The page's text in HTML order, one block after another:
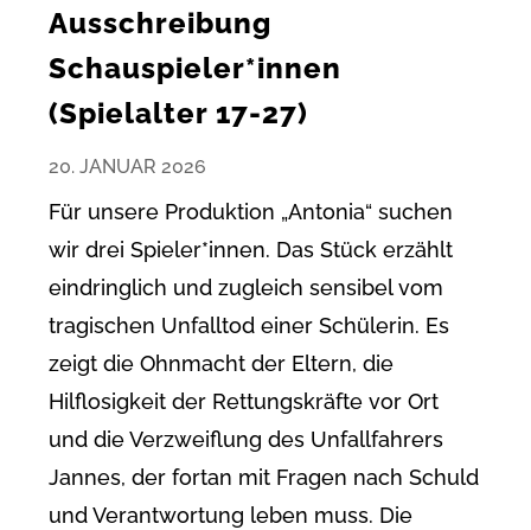
Ausschreibung
Schauspieler*innen
(Spielalter 17-27)
20. JANUAR 2026
Für unsere Produktion „Antonia“ suchen
wir drei Spieler*innen. Das Stück erzählt
eindringlich und zugleich sensibel vom
tragischen Unfalltod einer Schülerin. Es
zeigt die Ohnmacht der Eltern, die
Hilflosigkeit der Rettungskräfte vor Ort
und die Verzweiflung des Unfallfahrers
Jannes, der fortan mit Fragen nach Schuld
und Verantwortung leben muss. Die